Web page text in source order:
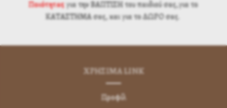
Ποιότηταςγια την ΒΑΠΤΙΣΗ του παιδιού σας,για το
ΚΑΤΑΣΤΗΜΑ σας, και για το ΔΩΡΟ σας.
ΧΡΗΣΙΜA LINK
Προφίλ